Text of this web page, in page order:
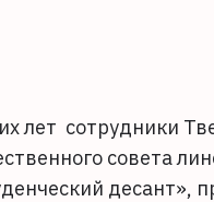
лет сотрудники
совета
десант»,